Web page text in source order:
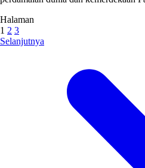
Halaman
1 2 3
Selanjutnya